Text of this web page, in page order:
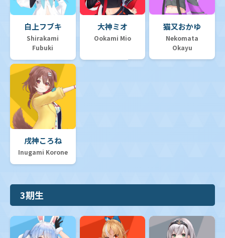
白上フブキ
Shirakami
Fubuki
大神ミオ
Ookami Mio
猫又おかゆ
Nekomata
Okayu
戌神ころね
Inugami Korone
3期生